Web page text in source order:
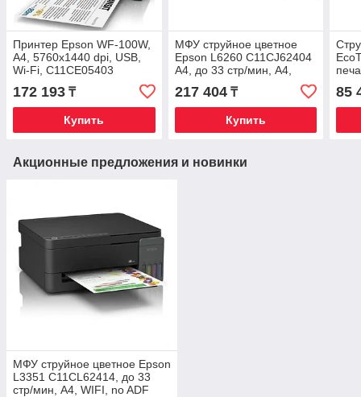
Принтер Epson WF-100W,
A4, 5760x1440 dpi, USB,
Wi-Fi, C11CE05403
172 193 ₸
Купить
МФУ струйное цветное
Epson L6260 C11CJ62404
A4, до 33 стр/мин, А4,
Ethernet, WiFi
217 404₸
Купить
85
Акционные предложения и новинки
МФУ струйное цветное Epson
L3351 C11CL62414, до 33
стр/мин, A4, WIFI, no ADF